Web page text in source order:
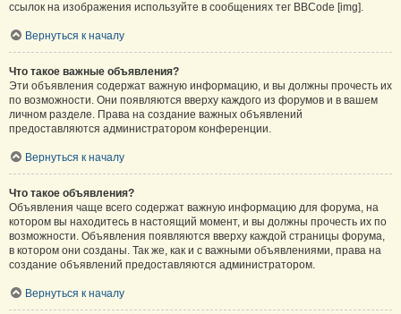
ссылок на изображения используйте в сообщениях тег BBCode [img].
Вернуться к началу
Что такое важные объявления?
Эти объявления содержат важную информацию, и вы должны прочесть их
по возможности. Они появляются вверху каждого из форумов и в вашем
личном разделе. Права на создание важных объявлений
предоставляются администратором конференции.
Вернуться к началу
Что такое объявления?
Объявления чаще всего содержат важную информацию для форума, на
котором вы находитесь в настоящий момент, и вы должны прочесть их по
возможности. Объявления появляются вверху каждой страницы форума,
в котором они созданы. Так же, как и с важными объявлениями, права на
создание объявлений предоставляются администратором.
Вернуться к началу